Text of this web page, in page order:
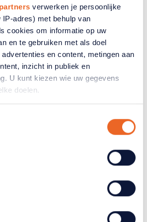
verwerken je persoonlijke
adres) met behulp van
cookies om informatie op uw
en te gebruiken met als doel
en content, metingen aan
inzicht in publiek en
U kunt kiezen wie uw gegevens
doelen.
over uw geografische
identificeren door het actief te
eigenschappen (fingerprinting)
voorkeuren in het
detailgedeelte in.
Dít zijn de
en elkaar steunen in
de essentie. Maar wat zegt